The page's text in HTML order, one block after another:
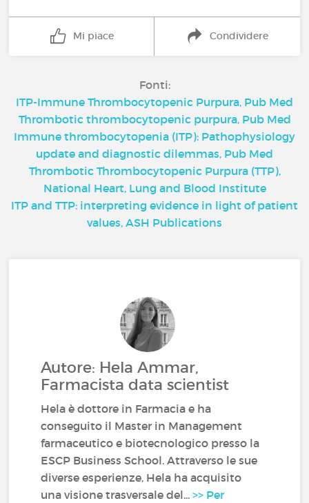
Mi piace Condividere
Fonti:
ITP-Immune Thrombocytopenic Purpura, Pub Med
Thrombotic thrombocytopenic purpura, Pub Med
Immune thrombocytopenia (ITP): Pathophysiology
update and diagnostic dilemmas, Pub Med
Thrombotic Thrombocytopenic Purpura (TTP),
National Heart, Lung and Blood Institute
ITP and TTP: interpreting evidence in light of patient
values, ASH Publications
Autore: Hela Ammar,
Farmacista data scientist
Hela è dottore in Farmacia e ha
conseguito il Master in Management
farmaceutico e biotecnologico presso la
ESCP Business School. Attraverso le sue
diverse esperienze, Hela ha acquisito
una visione trasversale del...>> Per